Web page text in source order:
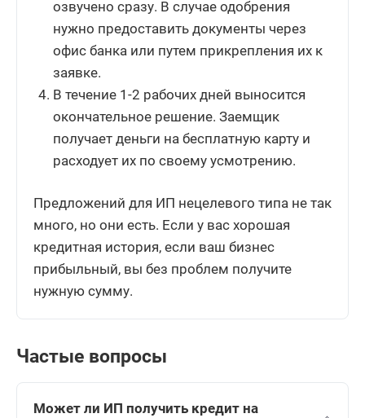
озвучено сразу. В случае одобрения
нужно предоставить документы через
офис банка или путем прикрепления их к
заявке.
В течение 1-2 рабочих дней выносится
окончательное решение. Заемщик
получает деньги на бесплатную карту и
расходует их по своему усмотрению.
Предложений для ИП нецелевого типа не так
много, но они есть. Если у вас хорошая
кредитная история, если ваш бизнес
прибыльный, вы без проблем получите
нужную сумму.
Частые вопросы
Может ли ИП получить кредит на